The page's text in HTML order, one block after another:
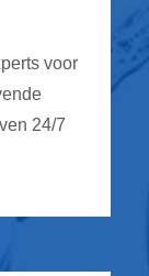
voor
24/7